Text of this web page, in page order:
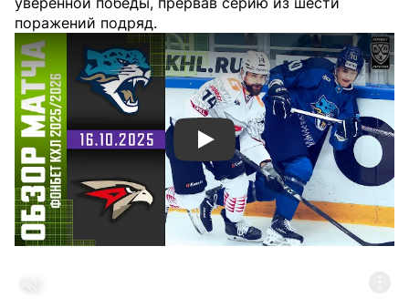
поражений подряд.
Смотреть видео YouTube